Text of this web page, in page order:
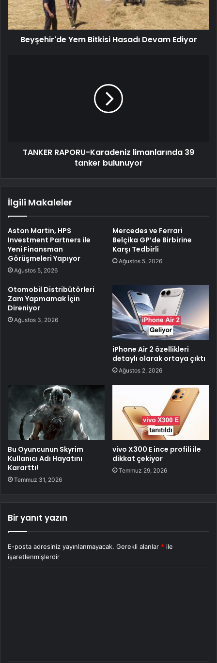
Beyşehir'de Yem Bitkisi Hasadı Devam Ediyor
TANKER RAPORU-Karadeniz limanlarında 39
tanker bulunuyor
İlgili Makaleler
Aston Martin, HPS
Investment Partners ile
Yeni Finansman
Görüşmeleri Yapıyor
Ağustos 5, 2026
Mercedes ve Ferrari
Belçika GP’de Birbirine
Karşı Tedbirli
Ağustos 5, 2026
Otomobil Distribütörleri
Zam Yapmamak İçin
Direniyor
Ağustos 3, 2026
iPhone Air 2 özellikleri
detaylı olarak ortaya çıktı
Ağustos 2, 2026
Bu Oyuncunun Skyrim
Kullanıcı Adı Hayatını
Kararttı!
Temmuz 31, 2026
vivo X300 E ince profili ile
dikkat çekiyor
Temmuz 29, 2026
Bir yanıt yazın
E-posta adresiniz yayınlanmayacak. Gerekli alanlar * ile
işaretlenmişlerdir